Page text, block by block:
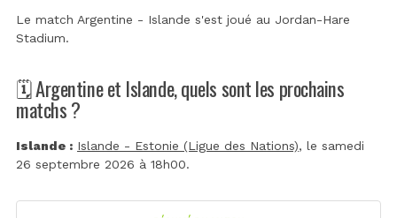
Le match Argentine - Islande s'est joué au Jordan-Hare
Stadium.
🗓️ Argentine et Islande, quels sont les prochains
matchs ?
Islande : Islande - Estonie (Ligue des Nations), le samedi
26 septembre 2026 à 18h00.